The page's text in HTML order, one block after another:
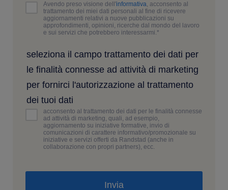
Avendo preso visione dell'informativa, acconsento al
trattamento dei miei dati personali al fine di ricevere
aggiornamenti relativi a nuove pubblicazioni su
approfondimenti, opinioni, ricerche dal mondo del lavoro
e sui servizi che potrebbero interessarmi.*
seleziona il campo trattamento dei dati per
le finalità connesse ad attività di marketing
per fornirci l'autorizzazione al trattamento
dei tuoi dati
acconsento al trattamento dei dati per le finalità connesse
ad attività di marketing, quali, ad esempio,
aggiornamento su iniziative formative, invio di
comunicazioni di carattere informativo/promozionale su
iniziative e servizi offerti da Randstad (anche in
collaborazione con propri partners), ecc.